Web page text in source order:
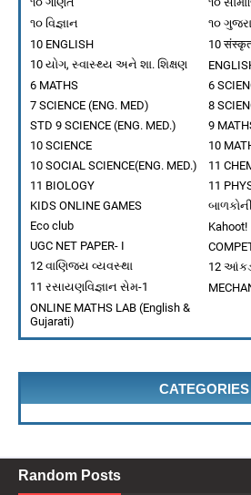
BHATT ALPESH Jul 04 2024
ધોરણ 9 વિજ્ઞાન
Jul 02 2024
ધોરણ ૧૦ સામાજિક વિજ્ઞાન
BHATT ALPESH-Jul 21 2026
ધોરણ ૯ વિજ્ઞાન પ્રકરણ 12
BHATT ALPESH-Jul 21 2026
ધોરણ ૯ વિજ્ઞાન પ્રકરણ : ૧ આપણી
BHATT ALPESH-Jul 21 2026
પ્રકરણ 13: આપણું પર્યાવરણ –
BHATT ALPESH -
૧૦ વિજ્ઞાન
૧૦
10 ENGLISH
10
10 યોગ, સ્વાસ્થ્ય અને શા. શિક્ષણ
6 MATHS
6
7 SCIENCE (ENG. MED)
8
STD 9 SCIENCE (ENG. MED.)
9
10 SCIENCE
10
10 SOCIAL SCIENCE(ENG. MED.)
11
11 BIOLOGY
11
KIDS ONLINE GAMES
Eco club
Kahoot!
UGC NET PAPER- I
12 વાણિજ્ય વ્યવસ્થા
12
11 રસાયણવિજ્ઞાન સેમ-1
ONLINE MATHS LAB (English &
Gujarati)
CATEGORIES
Random Posts